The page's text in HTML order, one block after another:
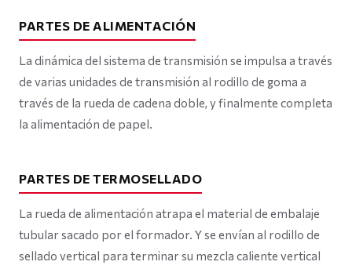
PARTES DE ALIMENTACIÓN
La dinámica del sistema de transmisión se impulsa a través
de varias unidades de transmisión al rodillo de goma a
través de la rueda de cadena doble, y finalmente completa
la alimentación de papel.
PARTES DE TERMOSELLADO
La rueda de alimentación atrapa el material de embalaje
tubular sacado por el formador. Y se envían al rodillo de
sellado vertical para terminar su mezcla caliente vertical